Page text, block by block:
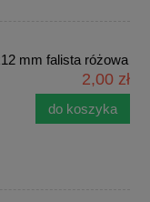
mm falista różowa
2,00 zł
do koszyka